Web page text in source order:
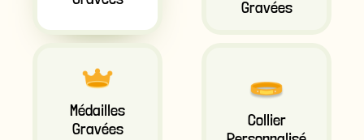
Gravées
Médailles
Gravées
Collier